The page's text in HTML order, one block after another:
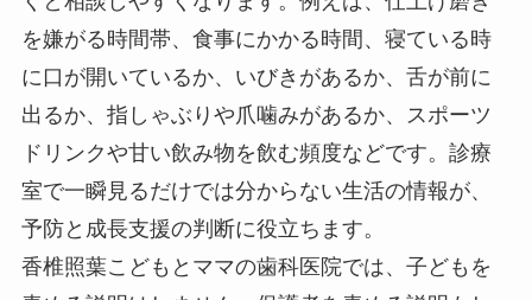
を嫌がる時間帯、食事にかかる時間、寝ている時
に口が開いているか、いびきがあるか、舌が前に
出るか、指しゃぶりや爪噛みがあるか、スポーツ
ドリンクや甘い飲み物を飲む頻度などです。診療
室で一瞬見るだけでは分からない生活の情報が、
予防と成長支援の判断に役立ちます。
香椎照葉こどもとママの歯科医院では、子どもを